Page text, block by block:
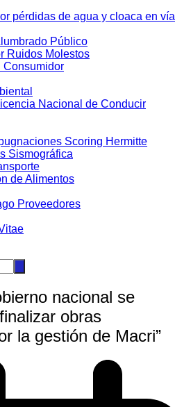
pérdidas de agua y cloaca en vía
Público
Ruidos Molestos
Consumidor
Nacional de Conducir
Scoring Hermitte
Sismográfica
de Alimentos
Proveedores
nacional se
obras
la gestión de Macri”